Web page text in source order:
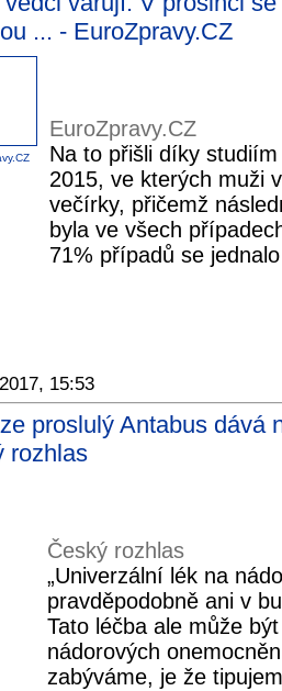
... - EuroZpravy.CZ
EuroZpravy.CZ
Na to přišli díky
2015, ve kterých muži
večírky, přičemž
byla ve všech
71% případů se
15:53
proslulý Antabus dává
rozhlas
Český rozhlas
„Univerzální lék na
pravděpodobně ani v
Tato léčba ale může
nádorových
zabýváme, je že